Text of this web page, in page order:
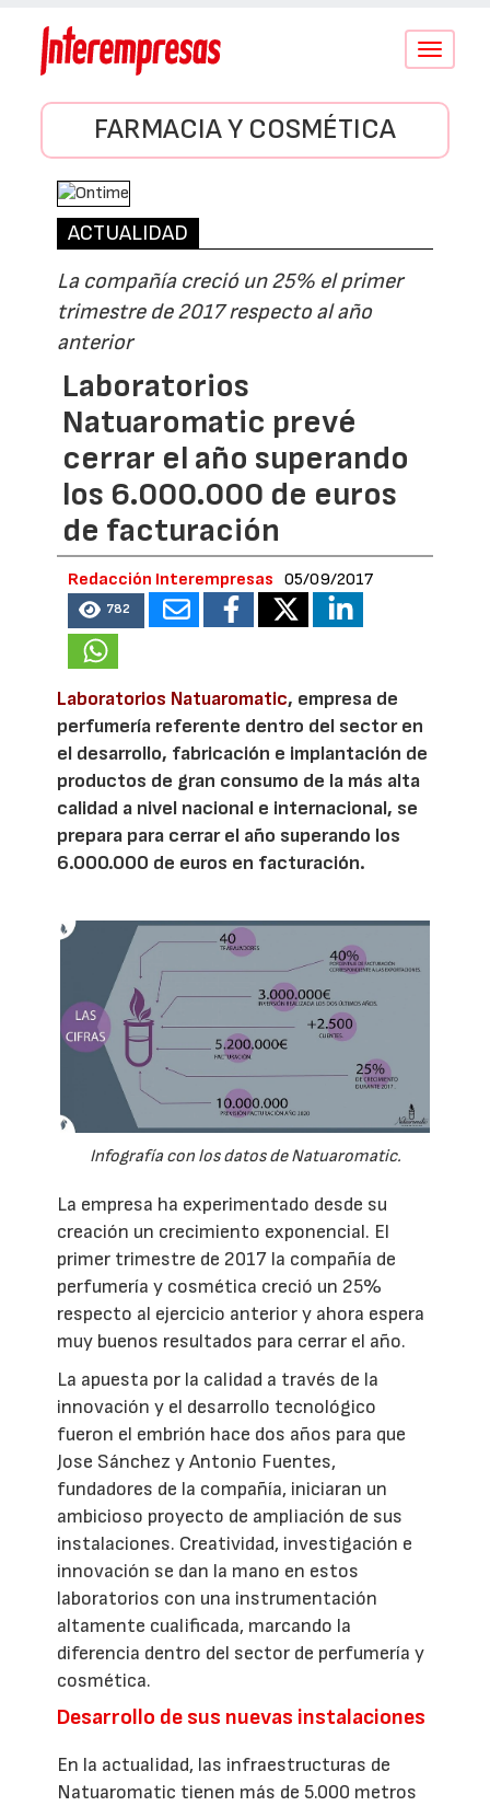
Conmutar
FARMACIA Y COSMÉTICA
ACTUALIDAD
La compañía creció un 25% el primer
trimestre de 2017 respecto al año
anterior
Laboratorios
Natuaromatic prevé
cerrar el año superando
los 6.000.000 de euros
de facturación
Redacción Interempresas 05/09/2017
782
Laboratorios Natuaromatic, empresa de
perfumería referente dentro del sector en
el desarrollo, fabricación e implantación de
productos de gran consumo de la más alta
calidad a nivel nacional e internacional, se
prepara para cerrar el año superando los
6.000.000 de euros en facturación.
Infografía con los datos de Natuaromatic.
La empresa ha experimentado desde su
creación un crecimiento exponencial. El
primer trimestre de 2017 la compañía de
perfumería y cosmética creció un 25%
respecto al ejercicio anterior y ahora espera
muy buenos resultados para cerrar el año.
La apuesta por la calidad a través de la
innovación y el desarrollo tecnológico
fueron el embrión hace dos años para que
Jose Sánchez y Antonio Fuentes,
fundadores de la compañía, iniciaran un
ambicioso proyecto de ampliación de sus
instalaciones. Creatividad, investigación e
innovación se dan la mano en estos
laboratorios con una instrumentación
altamente cualificada, marcando la
diferencia dentro del sector de perfumería y
cosmética.
Desarrollo de sus nuevas instalaciones
En la actualidad, las infraestructuras de
Natuaromatic tienen más de 5.000 metros